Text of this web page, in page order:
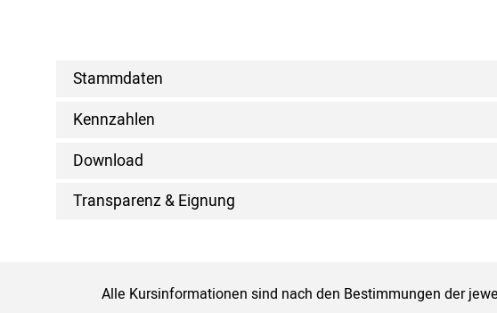
Stammdaten
Kennzahlen
Download
Transparenz & Eignung
Alle Kursinformationen sind nach den Bestimmungen der